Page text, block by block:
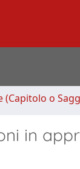
o
in